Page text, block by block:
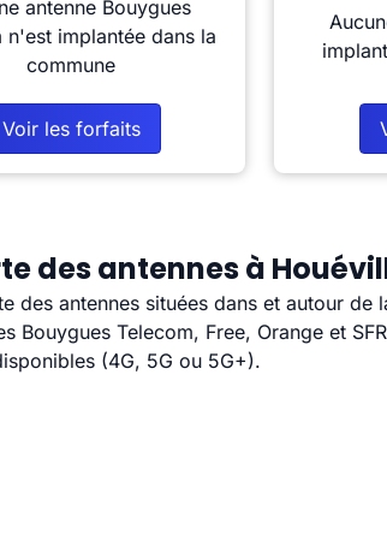
antenne Bouygues
n'est implantée dans la
commune
Voir les forfaits
des antennes à
des antennes situées dans et autour
Bouygues Telecom, Free, Orange et
(4G, 5G ou 5G+).